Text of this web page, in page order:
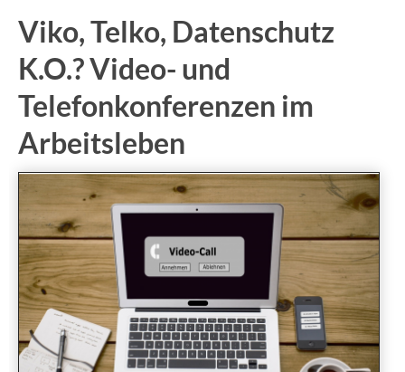
Viko, Telko, Datenschutz
K.O.? Video- und
Telefonkonferenzen im
Arbeitsleben